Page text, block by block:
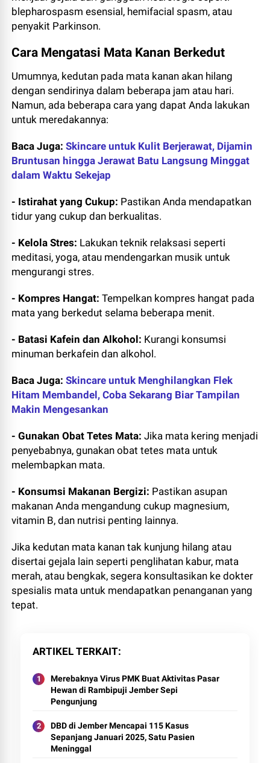
blepharospasm esensial, hemifacial spasm, atau
penyakit Parkinson.
Cara Mengatasi Mata Kanan Berkedut
Umumnya, kedutan pada mata kanan akan hilang
dengan sendirinya dalam beberapa jam atau hari.
Namun, ada beberapa cara yang dapat Anda lakukan
untuk meredakannya:
Baca Juga:Skincare untuk Kulit Berjerawat, Dijamin
Bruntusan hingga Jerawat Batu Langsung Minggat
dalam Waktu Sekejap
- Istirahat yang Cukup: Pastikan Anda mendapatkan
tidur yang cukup dan berkualitas.
- Kelola Stres: Lakukan teknik relaksasi seperti
meditasi, yoga, atau mendengarkan musik untuk
mengurangi stres.
- Kompres Hangat:Tempelkan kompres hangat pada
mata yang berkedut selama beberapa menit.
- Batasi Kafein dan Alkohol: Kurangi konsumsi
minuman berkafein dan alkohol.
Baca Juga:Skincare untuk Menghilangkan Flek
Hitam Membandel, Coba Sekarang Biar Tampilan
Makin Mengesankan
- Gunakan Obat Tetes Mata:Jika mata kering menjadi
penyebabnya, gunakan obat tetes mata untuk
melembapkan mata.
- Konsumsi Makanan Bergizi: Pastikan asupan
makanan Anda mengandung cukup magnesium,
vitamin B, dan nutrisi penting lainnya.
Jika kedutan mata kanan tak kunjung hilang atau
disertai gejala lain seperti penglihatan kabur, mata
merah, atau bengkak, segera konsultasikan ke dokter
spesialis mata untuk mendapatkan penanganan yang
tepat.
ARTIKEL TERKAIT
Merebaknya Virus PMK Buat Aktivitas Pasar
Hewan di Rambipuji Jember Sepi
Pengunjung
DBD di Jember Mencapai 115 Kasus
Sepanjang Januari 2025, Satu Pasien
Meninggal